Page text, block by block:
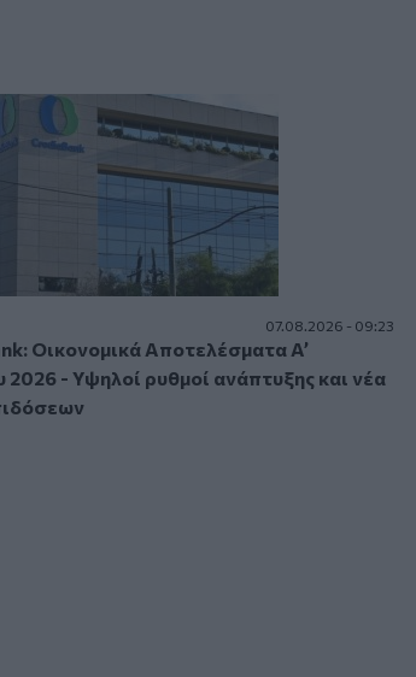
07.08.2026 - 09:23
Οικονομικά Αποτελέσματα A’
2026 - Υψηλοί ρυθμοί ανάπτυξης και νέα